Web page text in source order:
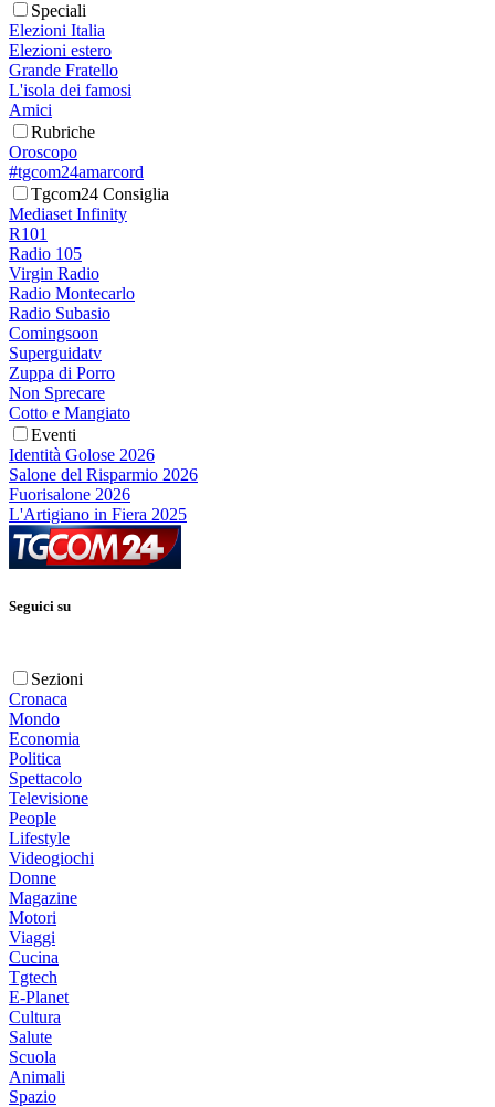
Speciali
Elezioni Italia
Elezioni estero
Grande Fratello
L'isola dei famosi
Amici
Rubriche
Oroscopo
#tgcom24amarcord
Tgcom24 Consiglia
Mediaset Infinity
R101
Radio 105
Virgin Radio
Radio Montecarlo
Radio Subasio
Comingsoon
Superguidatv
Zuppa di Porro
Non Sprecare
Cotto e Mangiato
Eventi
Identità Golose 2026
Salone del Risparmio 2026
Fuorisalone 2026
L'Artigiano in Fiera 2025
Seguici su
Sezioni
Cronaca
Mondo
Economia
Politica
Spettacolo
Televisione
People
Lifestyle
Videogiochi
Donne
Magazine
Motori
Viaggi
Cucina
Tgtech
E-Planet
Cultura
Salute
Scuola
Animali
Spazio